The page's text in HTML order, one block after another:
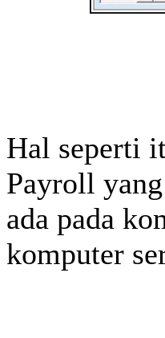
Hal seperti
Payroll
ada pada
komputer